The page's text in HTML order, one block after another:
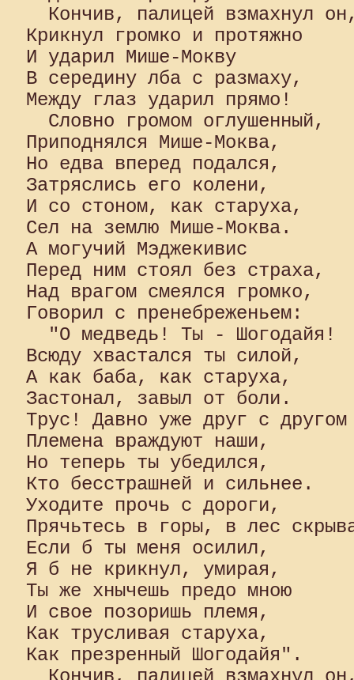
Кончив, палицей взмахнул
Крикнул громко и протяжно
И ударил Мише-Мокву
В середину лба с размаху,
Между глаз ударил прямо!
  Словно громом оглушенный,
Приподнялся Мише-Моква,
Но едва вперед подался,
Затряслись его колени,
И со стоном, как старуха,
Сел на землю Мише-Моква.
А могучий Мэджекивис
Перед ним стоял без страха,
Над врагом смеялся громко,
Говорил с пренебреженьем:
  "О медведь! Ты - Шогодайя!
Всюду хвастался ты силой,
А как баба, как старуха,
Застонал, завыл от боли.
Трус! Давно уже друг с
Племена враждуют наши,
Но теперь ты убедился,
Кто бесстрашней и сильнее.
Уходите прочь с дороги,
Прячьтесь в горы, в лес
Если б ты меня осилил,
Я б не крикнул, умирая,
Ты же хнычешь предо мною
И свое позоришь племя,
Как трусливая старуха,
Как презренный Шогодайя".